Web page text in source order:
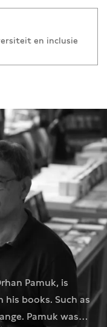
en inclusie
Pamuk, is
books. Such as
Pamuk was